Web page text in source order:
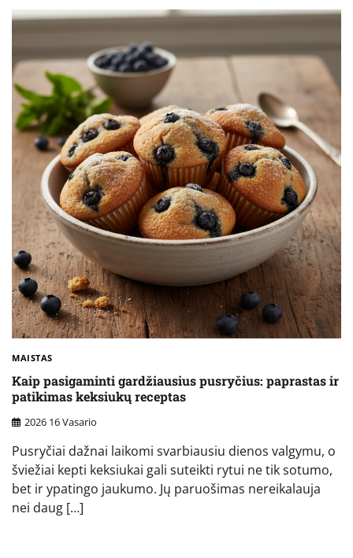
MAISTAS
Kaip pasigaminti gardžiausius pusryčius: paprastas ir
patikimas keksiukų receptas
2026 16 Vasario
Pusryčiai dažnai laikomi svarbiausiu dienos valgymu, o
šviežiai kepti keksiukai gali suteikti rytui ne tik sotumo,
bet ir ypatingo jaukumo. Jų paruošimas nereikalauja
nei daug […]